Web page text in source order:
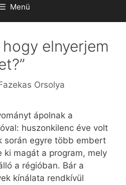
Menü
elnyerjem
Orsolya
ápolnak a
huszonkilenc éve volt
során egyre több embert
ki magát a program, mely
a régióban. Bár a
kínálata rendkívül